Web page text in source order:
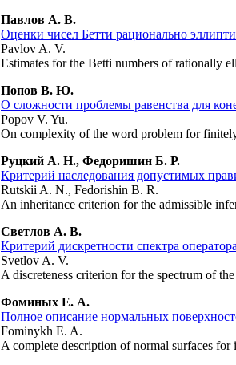
Павлов А. В.
Оценки чисел Бетти рационально
Pavlov A. V.
Estimates for the Betti numbers of rationally
Попов В. Ю.
О сложности проблемы равенства для
Popov V. Yu.
On complexity of the word problem for
Руцкий А. Н., Федоришин Б. Р.
Критерий наследования допустимых
Rutskii A. N., Fedorishin B. R.
An inheritance criterion for the admissible
Светлов А. В.
Критерий дискретности спектра
Svetlov A. V.
A discreteness criterion for the spectrum of
Фоминых Е. А.
Полное описание нормальных
Fominykh E. A.
A complete description of normal surfaces